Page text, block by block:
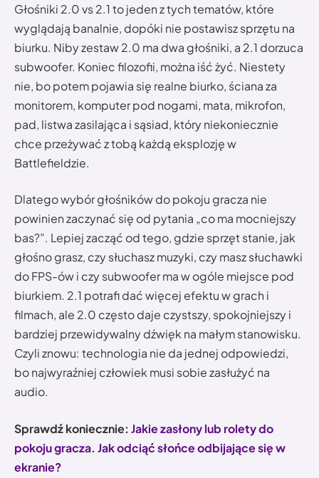
Głośniki 2.0 vs 2.1 to jeden z tych tematów, które
wyglądają banalnie, dopóki nie postawisz sprzętu na
biurku. Niby zestaw 2.0 ma dwa głośniki, a 2.1 dorzuca
subwoofer. Koniec filozofii, można iść żyć. Niestety
nie, bo potem pojawia się realne biurko, ściana za
monitorem, komputer pod nogami, mata, mikrofon,
pad, listwa zasilająca i sąsiad, który niekoniecznie
chce przeżywać z tobą każdą eksplozję w
Battlefieldzie.
Dlatego wybór głośników do pokoju gracza nie
powinien zaczynać się od pytania „co ma mocniejszy
bas?”. Lepiej zacząć od tego, gdzie sprzęt stanie, jak
głośno grasz, czy słuchasz muzyki, czy masz słuchawki
do FPS-ów i czy subwoofer ma w ogóle miejsce pod
biurkiem. 2.1 potrafi dać więcej efektu w grach i
filmach, ale 2.0 często daje czystszy, spokojniejszy i
bardziej przewidywalny dźwięk na małym stanowisku.
Czyli znowu: technologia nie da jednej odpowiedzi,
bo najwyraźniej człowiek musi sobie zasłużyć na
audio.
Sprawdź koniecznie: Jakie zasłony lub rolety do
pokoju gracza. Jak odciąć słońce odbijające się w
ekranie?